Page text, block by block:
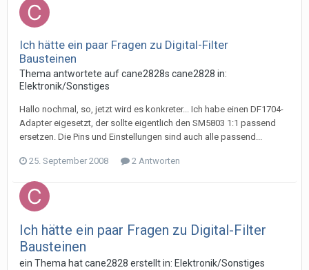
Ich hätte ein paar Fragen zu Digital-Filter
Bausteinen
Thema antwortete aufcane2828s cane2828 in:
Elektronik/Sonstiges
Hallo nochmal, so, jetzt wird es konkreter... Ich habe einen DF1704-
Adapter eigesetzt, der sollte eigentlich den SM5803 1:1 passend
ersetzen. Die Pins und Einstellungen sind auch alle passend...
25. September 2008 2 Antworten
Ich hätte ein paar Fragen zu Digital-Filter
Bausteinen
ein Thema hatcane2828 erstellt in: Elektronik/Sonstiges